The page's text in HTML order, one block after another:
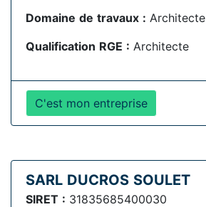
Domaine de travaux : Architecte
Qualification RGE : Architecte
C'est mon entreprise
SARL DUCROS SOULET
SIRET : 31835685400030